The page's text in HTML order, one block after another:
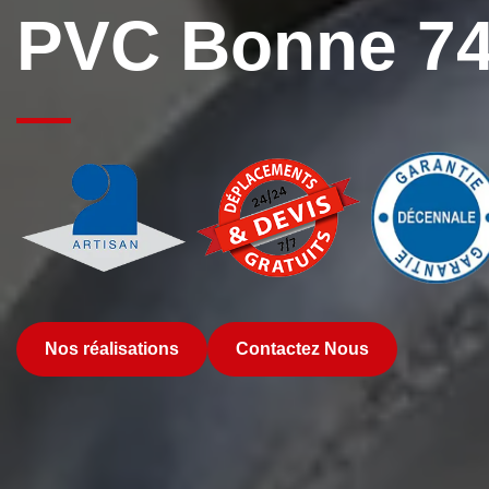
PVC Bonne
Nos réalisations Contactez Nous